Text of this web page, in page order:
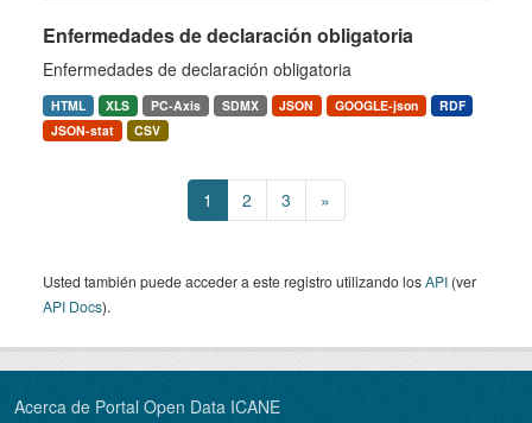
Enfermedades de declaración obligatoria
Enfermedades de declaración obligatoria
HTML XLS PC-Axis SDMX JSON GOOGLE-json
RDF
JSON-stat
CSV
1 2 3 »
Usted también puede acceder a este registro utilizando losAPI (ver
API Docs).
Acerca de Portal Open Data ICANE